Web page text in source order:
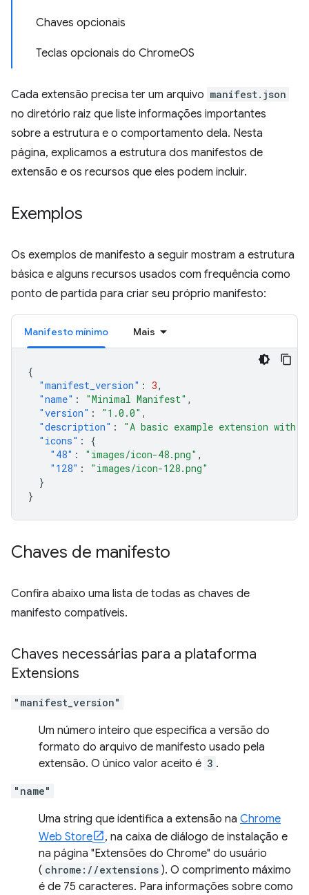
Chaves opcionais
Teclas opcionais do ChromeOS
Cada extensão precisa ter um arquivo manifest.json
no diretório raiz que liste informações importantes
sobre a estrutura e o comportamento dela. Nesta
página, explicamos a estrutura dos manifestos de
extensão e os recursos que eles podem incluir.
Exemplos
Os exemplos de manifesto a seguir mostram a estrutura
básica e alguns recursos usados com frequência como
ponto de partida para criar seu próprio manifesto:
Manifesto mínimo Mais
{
"manifest_version" : 3,
"name" : "Minimal Manifest" ,
"version" : "1.0.0" ,
"description" :
"A basic example extension with
"icons" :
{
"48" : "images/icon-48.png" ,
"128" :
"images/icon-128.png"
}
}
Chaves de manifesto
Confira abaixo uma lista de todas as chaves de
manifesto compatíveis.
Chaves necessárias para a plataforma
Extensions
"manifest_version"
Um número inteiro que especifica a versão do
formato do arquivo de manifesto usado pela
extensão. O único valor aceito é 3 .
"name"
Uma string que identifica a extensão na Chrome
Web Store
, na caixa de diálogo de instalação e
na página "Extensões do Chrome" do usuário
( chrome://extensions ). O comprimento máximo
é de 75 caracteres. Para informações sobre como